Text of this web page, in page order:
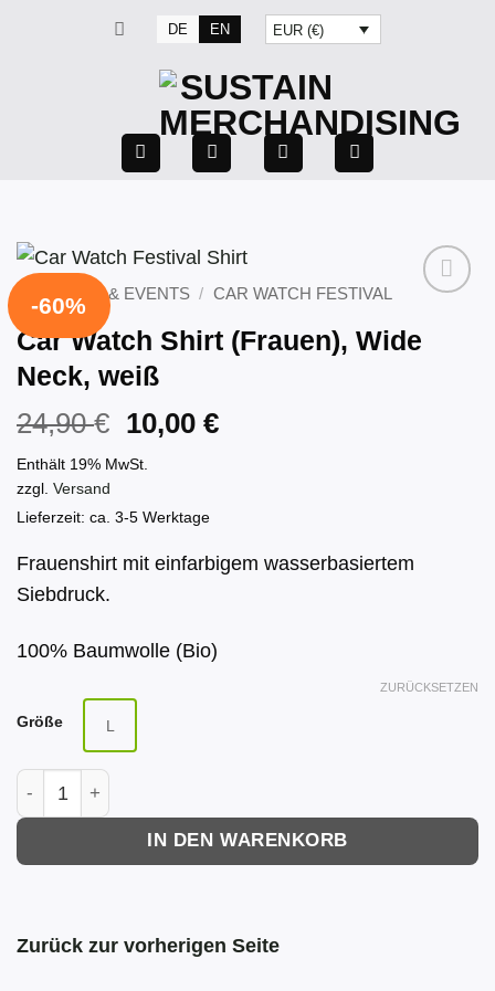
DE EN EUR (€)
-60%
FESTIVALS & EVENTS / CAR WATCH FESTIVAL
Car Watch Shirt (Frauen), Wide
Neck, weiß
24,90€ Ursprünglicher
Preis
war:
24,90 €
10,00 €Aktueller
Enthält 19% MwSt.
zzgl. Versand
Lieferzeit: ca. 3-5 Werktage
Frauenshirt mit einfarbigem wasserbasiertem
Siebdruck.
100% Baumwolle (Bio)
Größe L
ZURÜCKSETZEN
IN DEN WARENKORB
Zurück zur vorherigen Seite